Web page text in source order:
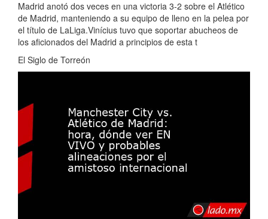
Madrid anotó dos veces en una victoria 3-2 sobre el Atlético
de Madrid, manteniendo a su equipo de lleno en la pelea por
el título de LaLiga.Vinícius tuvo que soportar abucheos de
los aficionados del Madrid a principios de esta t
El Siglo de Torreón